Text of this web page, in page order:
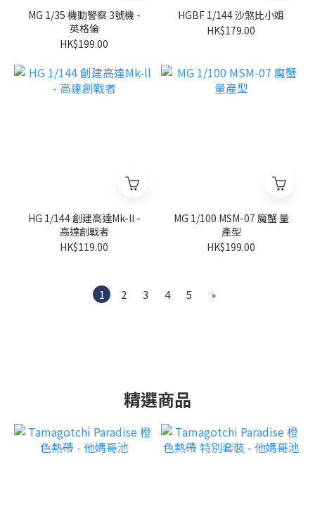
MG 1/35 機動警察 3號機 -
英格倫
HK$199.00
HGBF 1/144 沙煞比小姐
HK$179.00
HG 1/144 創建高達Mk-ll -
高達創戰者
HK$119.00
MG 1/100 MSM-07 魔蟹 量
產型
HK$199.00
1 2 3 4 5 »
精選商品